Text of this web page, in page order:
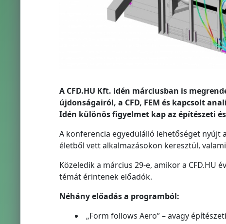
A CFD.HU Kft. idén márciusban is
újdonságairól, a CFD, FEM és kapcsolt
Idén különös figyelmet kap az építészeti
A konferencia egyedülálló lehetőséget nyújt
életből vett alkalmazásokon keresztül,
Közeledik a március 29-e, amikor a CFD.HU
témát érintenek előadók.
Néhány előadás a programból:
„Form follows Aero” – avagy